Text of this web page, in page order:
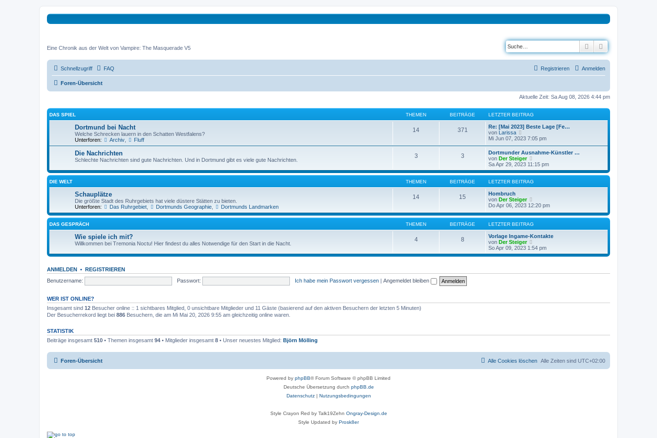
Eine Chronik aus der Welt von Vampire: The Masquerade V5 Suche
Schnellzugriff FAQ Anmelden
Registrieren
Foren-Übersicht
Aktuelle Zeit: Sa Aug 08, 2026 4:44 pm
DAS SPIEL THEMEN BEITRÄGE LETZTER BEITRAG
Dortmund bei Nacht
Welche Schrecken lauern in den Schatten Westfalens?
Unterforen:
Archiv, Fluff
14 371
Re: [Mai 2023] Beste Lage [Fe…
von Larissa
e
e
s
t
e
r
B
e
r
a
g
Mi Jun 07, 2023 7:05 pm
Die Nachrichten
Schlechte Nachrichten sind gute Nachrichten. Und in Dortmund gibt es viele gute Nachrichten.
3 3
Dortmunder Ausnahme-Künstler …
von Der Steiger
e
u
e
t
B
i
a
g
Sa Apr 29, 2023 11:15 pm
DIE WELT THEMEN BEITRÄGE LETZTER BEITRAG
Schauplätze
Die größte Stadt des Ruhrgebiets hat viele düstere Stätten zu bieten.
Unterforen:
Das Ruhrgebiet, Dortmunds Geographie, Dortmunds Landmarken
14 15
Hombruch
von Der Steiger
e
e
e
r
B
e
i
a
Do Apr 06, 2023 12:20 pm
DAS GESPRÄCH THEMEN BEITRÄGE LETZTER BEITRAG
Wie spiele ich mit?
Willkommen bei Tremonia Noctu! Hier findest du alles Notwendige für den Start in die Nacht.
4 8
Vorlage Ingame-Kontakte
von Der Steiger
e
u
So Apr 09, 2023 1:54 pm
ANMELDEN • REGISTRIEREN
Benutzername:
Passwort: Ich habe mein Passwort vergessen | Angemeldet bleiben
WER IST ONLINE?
Insgesamt sind 12 Besucher online :: 1 sichtbares Mitglied, 0 unsichtbare Mitglieder und 11 Gäste (basierend auf den aktiven Besuchern der letzten 5 Minuten)
Der Besucherrekord liegt bei 886 Besuchern, die am Mi Mai 20, 2026 9:55 am gleichzeitig online waren.
STATISTIK
Beiträge insgesamt 510 • Themen insgesamt 94 • Mitglieder insgesamt 8 • Unser neuestes Mitglied: Björn Mölling
Foren-Übersicht Alle Zeiten sind UTC+02:00
Alle Cookies löschen
Powered by phpBB® Forum Software © phpBB Limited
Deutsche Übersetzung durch phpBB.de
Datenschutz| Nutzungsbedingungen
Style Crayon Red by Talk19Zehn Ongray-Design.de
Style Updated by Prosk8er